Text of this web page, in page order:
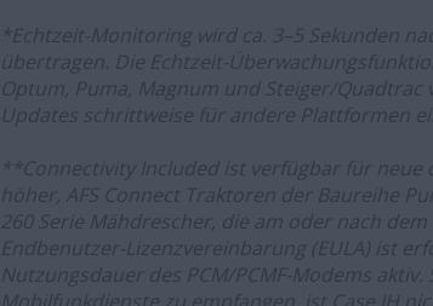
*Echtzeit-Monitoring wird ca. 3–5 Sekunden
übertragen. Die Echtzeit-
Optum, Puma, Magnum und Steiger/
Updates schrittweise für andere Plattformen
**Connectivity Included ist verfügbar für neue
höher, AFS Connect Traktoren der Baureihe
260 Serie Mähdrescher, die am oder nach
Endbenutzer-Lizenzvereinbarung (EULA) ist
Nutzungsdauer des PCM/PCMF-Modems